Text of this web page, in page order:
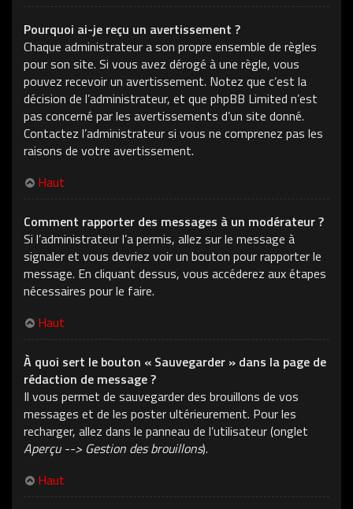
Pourquoi ai-je reçu un avertissement ?
Chaque administrateur a son propre ensemble de règles
pour son site. Si vous avez dérogé à une règle, vous
pouvez recevoir un avertissement. Notez que c’est la
décision de l’administrateur, et que phpBB Limited n’est
pas concerné par les avertissements d’un site donné.
Contactez l’administrateur si vous ne comprenez pas les
raisons de votre avertissement.
Haut
Comment rapporter des messages à un modérateur ?
Si l’administrateur l’a permis, allez sur le message à
signaler et vous devriez voir un bouton pour rapporter le
message. En cliquant dessus, vous accéderez aux étapes
nécessaires pour le faire.
Haut
À quoi sert le bouton « Sauvegarder » dans la page de
rédaction de message ?
Il vous permet de sauvegarder des brouillons de vos
messages et de les poster ultérieurement. Pour les
recharger, allez dans le panneau de l’utilisateur (onglet
Aperçu --> Gestion des brouillons).
Haut